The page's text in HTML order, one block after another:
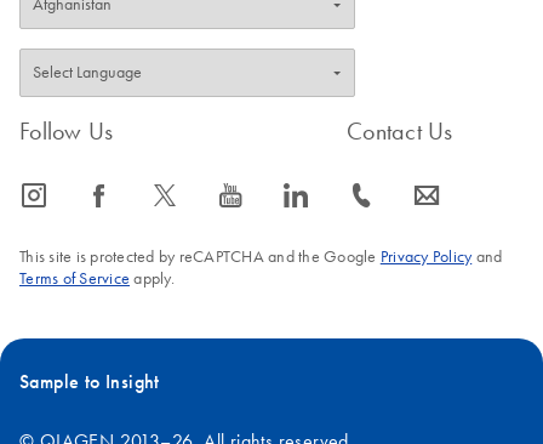
Follow Us
icon_0065_instagram-s icon_0064_facebook-s icon_0340_cc_gen_x-s icon_0077_youtube-s icon_0066_linkedin-s
Contact Us
icon_0072_phone-s icon_0063_envelope-s
This site is protected by reCAPTCHA and the Google Privacy Policyand
Terms of Service apply.
Sample to Insight